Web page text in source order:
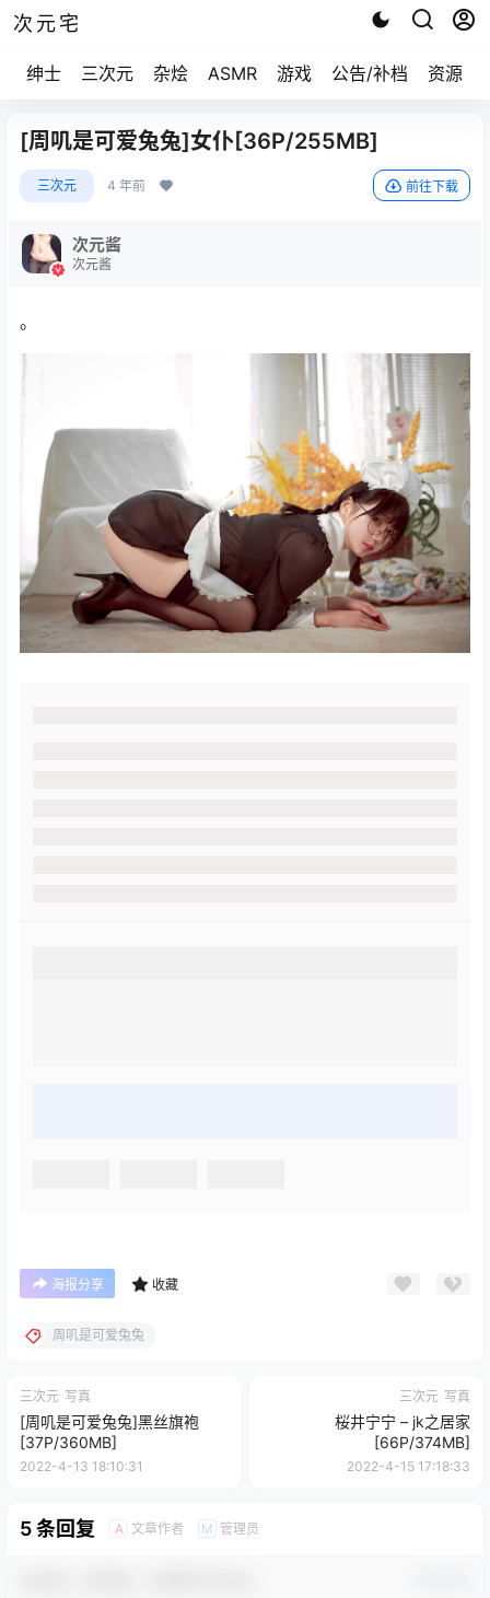
次元宅
绅士 三次元 杂烩 ASMR 游戏 公告/补档 资源求
[周叽是可爱兔兔]女仆[36P/255MB]
三次元 4 年前 前往下载
次元酱
次元酱
。
海报分享 收藏
周叽是可爱兔兔
三次元 写真
[周叽是可爱兔兔]黑丝旗袍
[37P/360MB]
2022-4-13 18:10:31
三次元 写真
桜井宁宁 – jk之居家
[66P/374MB]
2022-4-15 17:18:33
5 条回复 A 文章作者 M 管理员